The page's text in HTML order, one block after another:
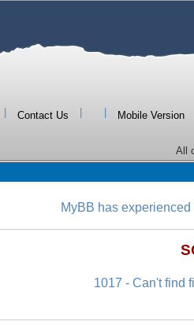
Contact Us Mobile Version
All
MyBB has
1017 - Can't find